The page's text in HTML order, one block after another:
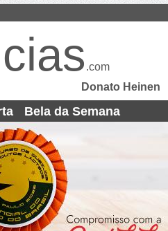
.com
Donato Heinen
Bela da Semana